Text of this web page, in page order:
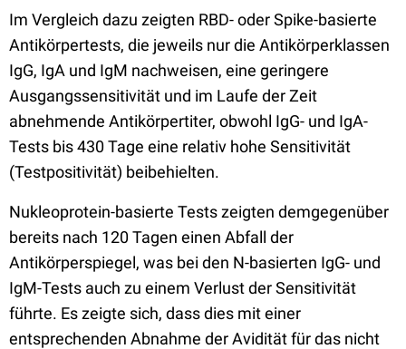
Im Vergleich dazu zeigten RBD- oder Spike-basierte
Antikörpertests, die jeweils nur die Antikörperklassen
IgG, IgA und IgM nachweisen, eine geringere
Ausgangssensitivität und im Laufe der Zeit
abnehmende Antikörpertiter, obwohl IgG- und IgA-
Tests bis 430 Tage eine relativ hohe Sensitivität
(Testpositivität) beibehielten.
Nukleoprotein-basierte Tests zeigten demgegenüber
bereits nach 120 Tagen einen Abfall der
Antikörperspiegel, was bei den N-basierten IgG- und
IgM-Tests auch zu einem Verlust der Sensitivität
führte. Es zeigte sich, dass dies mit einer
entsprechenden Abnahme der Avidität für das nicht